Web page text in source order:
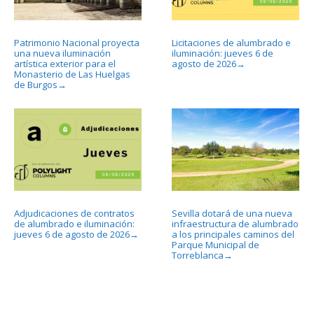
Patrimonio Nacional proyecta
una nueva iluminación
artística exterior para el
Monasterio de Las Huelgas
de Burgos →
Licitaciones de alumbrado e
iluminación: jueves 6 de
agosto de 2026→
Adjudicaciones de contratos
de alumbrado e iluminación:
jueves 6 de agosto de 2026→
Sevilla dotará de una nueva
infraestructura de alumbrado
a los principales caminos del
Parque Municipal de
Torreblanca →